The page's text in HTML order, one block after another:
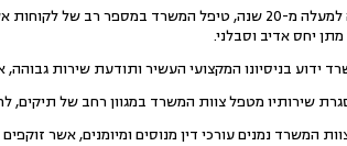
מזה למעלה מ-20 שנה, טיפל המשרד במספר רב
יחס אדיב וסבלני.
ידוע בניסיונו המקצועי העשיר ותודעת שירות
שירותיו מטפל צוות המשרד במגוון רחב של תיקים,
המשרד נמנים עורכי דין מנוסים ומיומנים, אשר